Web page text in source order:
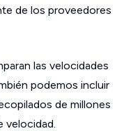
de los proveedores
las velocidades
podemos incluir
de millones
velocidad.